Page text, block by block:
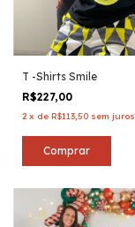
T -Shirts Smile
R$227,00
2 x de R$113,50 sem juros
Comprar